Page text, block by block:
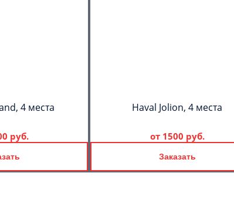
4 места
руб.
Haval Jolion, 4 места
от 1500 руб.
Заказать